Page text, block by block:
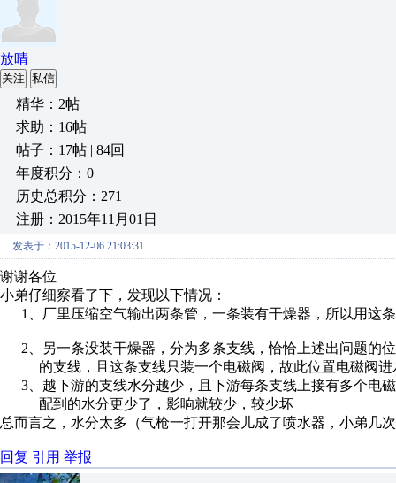
放晴
关注 私信
精华：2帖
求助：16帖
帖子：17帖 | 84回
年度积分：0
历史总积分：271
注册：2015年11月01日
发表于：2015-12-06 21:03:31
谢谢各位
小弟仔细察看了下，发现以下情况：
1、厂里压缩空气输出两条管，一条装有干燥器，所以用这
2、另一条没装干燥器，分为多条支线，恰恰上述出问题的
的支线，且这条支线只装一个电磁阀，故此位置电磁阀进
3、越下游的支线水分越少，且下游每条支线上接有多个电
配到的水分更少了，影响就较少，较少坏
总而言之，水分太多（气枪一打开那会儿成了喷水器，小弟几
回复 引用 举报